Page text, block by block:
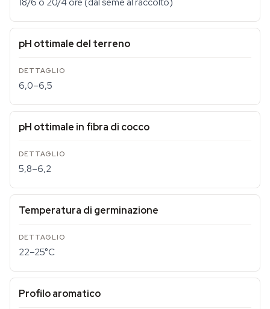
18/6 o 20/4 ore (dal seme al raccolto)
pH ottimale del terreno
6,0–6,5
pH ottimale in fibra di cocco
5,8–6,2
Temperatura di germinazione
22–25°C
Profilo aromatico